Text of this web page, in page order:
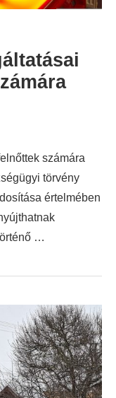
számára
törvény
értelmében
…